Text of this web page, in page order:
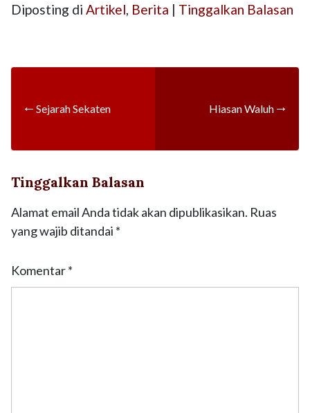
Diposting di Artikel, Berita | Tinggalkan Balasan
← Sejarah Sekaten Hiasan Waluh →
Tinggalkan Balasan
Alamat email Anda tidak akan dipublikasikan. Ruas
yang wajib ditandai *
Komentar*